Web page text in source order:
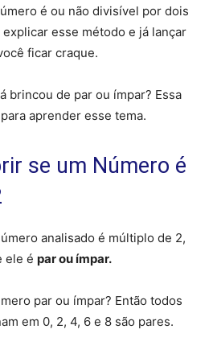
é ou não divisível por dois
esse método e já lançar
ficar craque.
brincou de par ou ímpar? Essa
aprender esse tema.
se um Número é
analisado é múltiplo de 2,
ele é par ou ímpar.
par ou ímpar? Então todos
em 0, 2, 4, 6 e 8 são pares.